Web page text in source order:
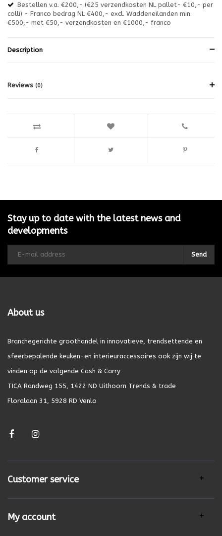
Bestellen v.a. €200,- (€25 verzendkosten NL pallet- €10,- per
colli) - Franco bedrag NL €400,- excl. Waddeneilanden min.
€500,- met €50,- verzendkosten en €1000,- franco
Description
Reviews (0)
Stay up to date with the latest news and
developments
Send
About us
Branchegerichte groothandel in innovatieve, trendsettende en
sfeerbepalende keuken-en interieuraccessoires ook zijn wij te
vinden op de volgende Cash & Carry
TICA Randweg 155, 1422 ND Uithoorn Trends & trade
Floralaan 31, 5928 RD Venlo
Customer service
My account